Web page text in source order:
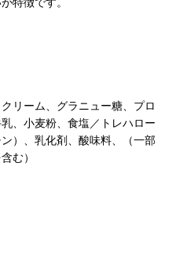
リーム、グラニュー糖、プロ
、小麦粉、食塩／トレハロー
）、乳化剤、酸味料、（一部
む）